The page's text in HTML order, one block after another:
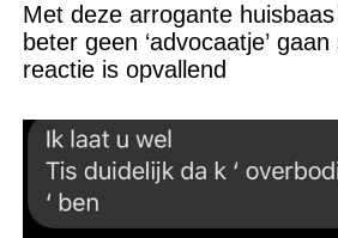
Met deze arrogante
beter geen ‘advocaatje’
reactie is opvallend